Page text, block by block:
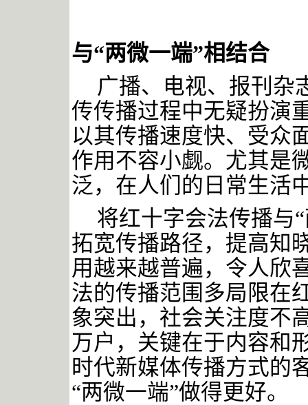
与“两微一端”相结合
广播、电视、报刊杂
传传播过程中无疑扮演
以其传播速度快、受众
作用不容小觑。尤其是
泛，在人们的日常生活
将红十字会法传播与
拓宽传播路径，提高知
用越来越普遍，令人欣
法的传播范围多局限在
象突出，社会关注度不
万户，关键在于内容和
时代新媒体传播方式的
“两微一端”做得更好。